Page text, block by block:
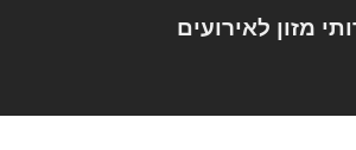
מזון לאירועים